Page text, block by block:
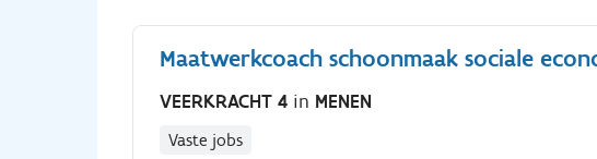
plannen van consultatie, medicatiebeleid, palliatieve en
Plannen en organiseren van het dagdagelijkse wonen en
toekomstige bewoner in de thuissituatie/ziekenhuis/
van ziekenhuisopname, coachende aspect tav de
aanwezigheid op een multidisciplinair overleg,
Maatwerkcoach schoonmaak sociale
VEERKRACHT 4 in MENEN
Vaste jobs